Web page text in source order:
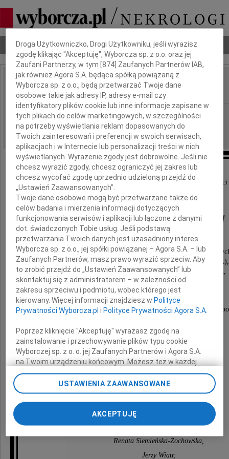
Nekrologi Odeszli Poradnik pogrzebowy
IMIĘ I NAZWISKO: Samuel Eldersveld
REGION: Warszawa
DATA EMISJI: 10.03.2010
Z głębokim smutkiem zawiadamiamy o śmierci
Samuela Eldersvelda
wybitnego uczonego, profesora nauk
w Uniwersytecie Michigan w Ann Arbor (USA),
byłego dziekana Wydziału Nauk Politycznych,
burmistrza miasta Ann Arbor.
Był naszym serdecznym przyjacielem
i uczestnikiem wspólnych badań nad wartościami w
Składamy szczere wyrazy współczucia
Żonie oraz Rodzinie
Aleksandra Jasińska-Kania,
Krzysztof Ostrowski,
Renata Siemieńska-Żochowska,
Jerzy Wiatr,
Dbamy o Twoją prywatność
Droga Użytkowniczko, Drogi Użytkowniku, jeśli wyrazisz
zgodę klikając "Akceptuję", Wyborcza sp. z o.o. oraz jej
Zaufani Partnerzy, w tym [874 ] Zaufanych Partnerów IAB,
jak również Agora S.A. będąca spółką powiązaną z
Wyborcza sp. z o.o., będą przetwarzać Twoje dane
osobowe takie jak adresy IP, adresy e-mail czy
identyfikatory plików cookie lub inne informacje zapisane w
tych plikach do celów marketingowych, w szczególności
na potrzeby wyświetlania reklam dopasowanych do
Twoich zainteresowań i preferencji w swoich serwisach,
aplikacjach i w Internecie lub personalizacji treści w nich
wyświetlanych. Wyrażenie zgody jest dobrowolne. Jeśli nie
chcesz wyrazić zgody, chcesz ograniczyć jej zakres lub
chcesz wycofać zgodę uprzednio udzieloną przejdź do
„Ustawień Zaawansowanych”.
Twoje dane osobowe mogą być przetwarzane także do
celów badania i mierzenia informacji dotyczących
funkcjonowania serwisów i aplikacji lub łączone z danymi
dot. świadczonych Tobie usług. Jeśli podstawą
przetwarzania Twoich danych jest uzasadniony interes
Wyborcza sp. z o.o., jej spółki powiązanej – Agora S.A. – lub
Zaufanych Partnerów, masz prawo wyrazić sprzeciw. Aby
to zrobić przejdź do „Ustawień Zaawansowanych” lub
skontaktuj się z administratorem – w zależności od
zakresu sprzeciwu i podmiotu, wobec którego jest
kierowany. Więcej informacji znajdziesz w Polityce
Prywatności Wyborcza.pl i Polityce Prywatności Agora S.A.
Poprzez kliknięcie "Akceptuję" wyrażasz zgodę na
zainstalowanie i przechowywanie plików typu cookie
Wyborczej sp. z o. o. jej Zaufanych Partnerów i Agora S.A.
na Twoim urządzeniu końcowym. Możesz też w każdej
chwili zmienić swoje preferencje dot. plików cookie,
ponownie wywołując narzędzie do zarządzania Twoimi
preferencjami dot. przetwarzania danych poprzez
odnośnik „Ustawienia prywatności” w stopce serwisu i
przechodząc do sekcji „Ustawienia zaawansowane”.
Zmiana ustawień plików cookie możliwa jest także za
My, nasi Zaufani Partnerzy i Agora S.A. możemy
USTAWIENIA ZAAWANSOWANE
AKCEPTUJĘ